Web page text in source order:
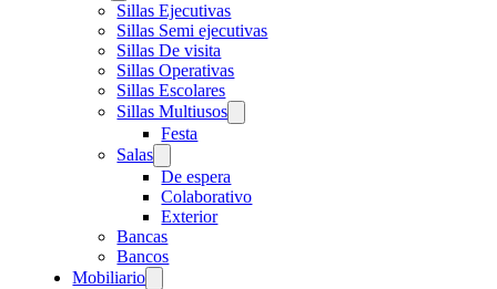
Sillas Ejecutivas
Sillas Semi ejecutivas
Sillas De visita
Sillas Operativas
Sillas Escolares
Sillas Multiusos
Festa
Salas
De espera
Colaborativo
Exterior
Bancas
Bancos
Mobiliario